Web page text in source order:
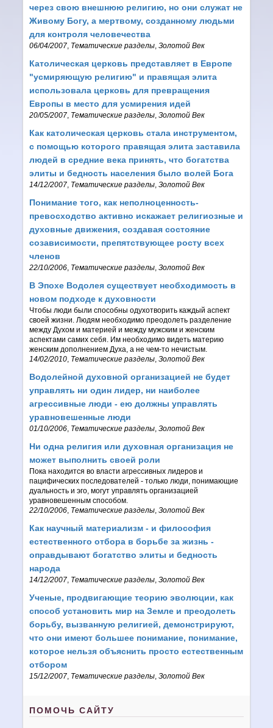
через свою внешнюю религию, но они служат не
Живому Богу, а мертвому, созданному людьми
для контроля человечества
06/04/2007 Тематические разделы ,Золотой Век
Католическая церковь представляет в Европе
"усмиряющую религию" и правящая элита
использовала церковь для превращения
Европы в место для усмирения идей
20/05/2007 Тематические разделы ,Золотой Век
Как католическая церковь стала инструментом,
с помощью которого правящая элита заставила
людей в средние века принять, что богатства
элиты и бедность населения было волей Бога
14/12/2007 Тематические разделы ,Золотой Век
Понимание того, как неполноценность-
превосходство активно искажает религиозные и
духовные движения, создавая состояние
созависимости, препятствующее росту всех
членов
22/10/2006 Тематические разделы ,Золотой Век
В Эпохе Водолея существует необходимость в
новом подходе к духовности
Чтобы люди были способны одухотворить каждый аспект
своей жизни. Людям необходимо преодолеть разделение
между Духом и материей и между мужским и женским
аспектами самих себя. Им необходимо видеть материю
женским дополнением Духа, а не чем-то нечистым.
14/02/2010 Тематические разделы ,Золотой Век
Водолейной духовной организацией не будет
управлять ни один лидер, ни наиболее
агрессивные люди - ею должны управлять
уравновешенные люди
01/10/2006 Тематические разделы ,Золотой Век
Ни одна религия или духовная организация не
может выполнить своей роли
Пока находится во власти агрессивных лидеров и
пацифических последователей - только люди, понимающие
дуальность и эго, могут управлять организацией
уравновешенным способом.
22/10/2006 Тематические разделы ,Золотой Век
Как научный материализм - и философия
естественного отбора в борьбе за жизнь -
оправдывают богатство элиты и бедность
народа
14/12/2007 Тематические разделы ,Золотой Век
Ученые, продвигающие теорию эволюции, как
способ установить мир на Земле и преодолеть
борьбу, вызванную религией, демонстрируют,
что они имеют большее понимание, понимание,
которое нельзя объяснить просто естественным
отбором
15/12/2007 Тематические разделы ,Золотой Век
ПОМОЧЬ САЙТУ